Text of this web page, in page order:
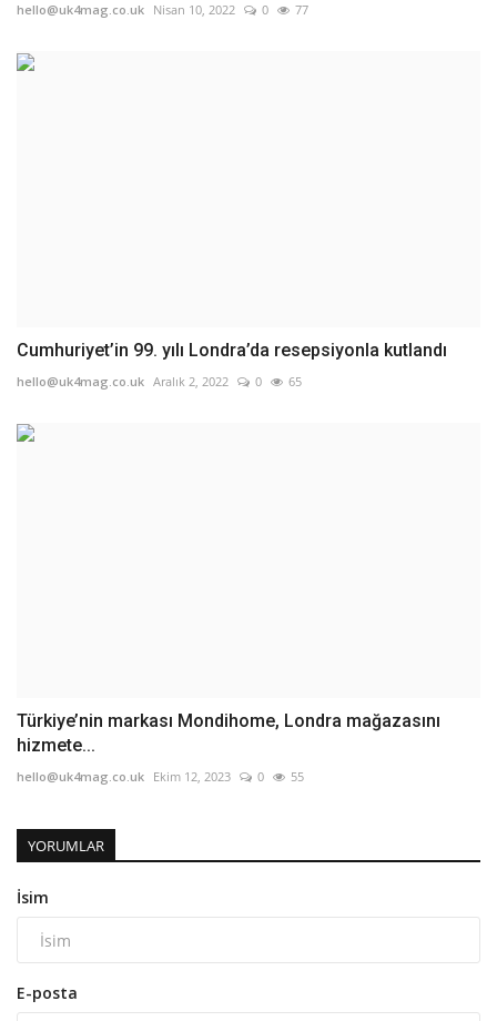
hello@uk4mag.co.uk Nisan 10, 2022 0 77
Cumhuriyet’in 99. yılı Londra’da resepsiyonla kutlandı
hello@uk4mag.co.uk Aralık 2, 2022 0 65
Türkiye’nin markası Mondihome, Londra mağazasını
hizmete...
hello@uk4mag.co.uk Ekim 12, 2023 0 55
YORUMLAR
İsim
E-posta